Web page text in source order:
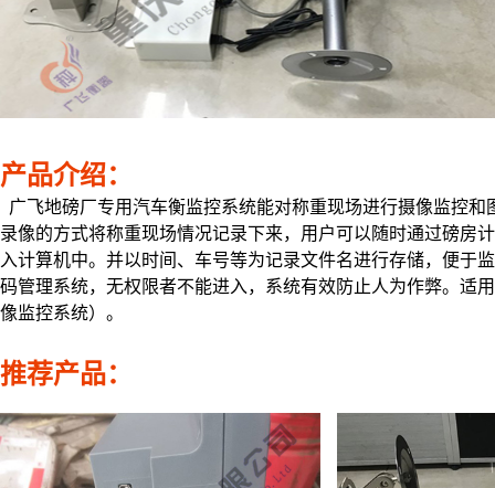
产品介绍：
广飞地磅厂专用汽车衡监控系统能对称重现场进行摄像监控
录像的方式将称重现场情况记录下来，用户可以随时通过磅房
入计算机中。并以时间、车号等为记录文件名进行存储，便于
码管理系统，无权限者不能进入，系统有效防止人为作弊。适
像监控系统）。
推荐产品：